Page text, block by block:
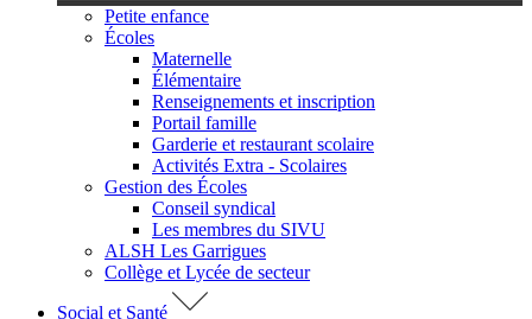
Petite enfance
Écoles
Maternelle
Élémentaire
Renseignements et inscription
Portail famille
Garderie et restaurant scolaire
Activités Extra - Scolaires
Gestion des Écoles
Conseil syndical
Les membres du SIVU
ALSH Les Garrigues
Collège et Lycée de secteur
Social et Santé